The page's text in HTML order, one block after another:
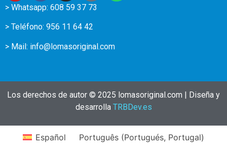
> Whatsapp: 608 59 37 73
> Teléfono: 956 11 64 42
> Mail: info@lomasoriginal.com
Los derechos de autor © 2025 lomasoriginal.com | Diseña y
desarrolla TRBDev.es
Español Português(Portugués, Portugal)